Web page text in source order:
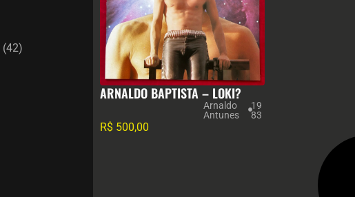
(42)
ARNALDO BAPTISTA – LOKI?
Arnaldo
Antunes
19
83
R$ 500,00